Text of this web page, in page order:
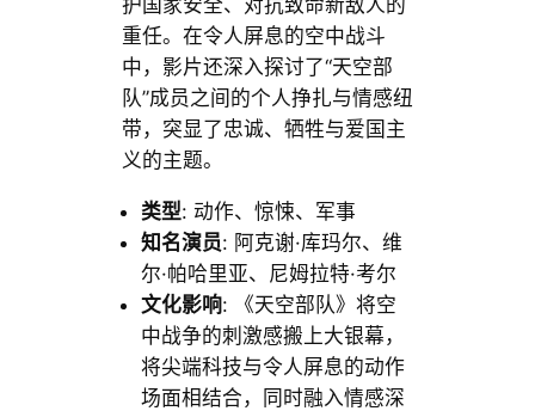
护国家安全、对抗致命新敌人的
重任。在令人屏息的空中战斗
中，影片还深入探讨了“天空部
队”成员之间的个人挣扎与情感纽
带，突显了忠诚、牺牲与爱国主
义的主题。
类型: 动作、惊悚、军事
知名演员: 阿克谢·库玛尔、维
尔·帕哈里亚、尼姆拉特·考尔
文化影响: 《天空部队》将空
中战争的刺激感搬上大银幕，
将尖端科技与令人屏息的动作
场面相结合，同时融入情感深